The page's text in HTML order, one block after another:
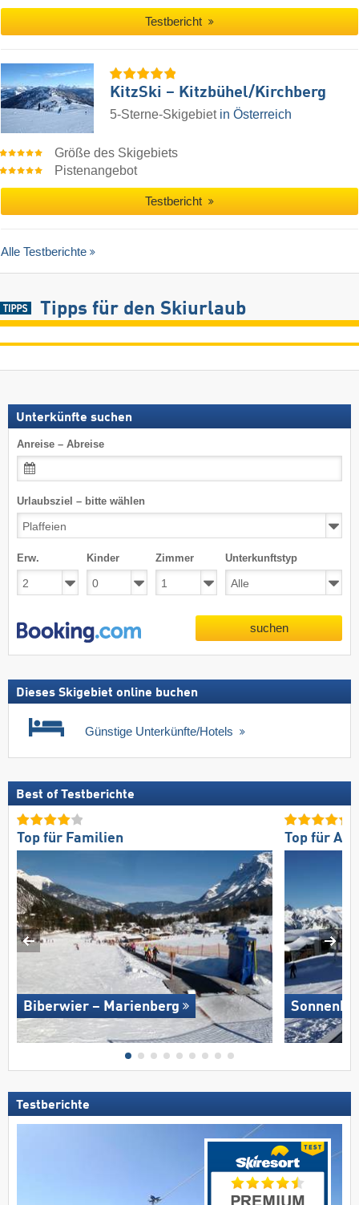
Testbericht
KitzSki – Kitzbühel/​Kirchberg
5-Sterne-Skigebiet in Österreich
Größe des Skigebiets
Pistenangebot
Testbericht
Alle Testberichte
Tipps für den Skiurlaub
Unterkünfte suchen
Anreise – Abreise
Urlaubsziel – bitte wählen
Erw. Kinder Zimmer Unterkunftstyp
suchen
Dieses Skigebiet online buchen
Günstige Unterkünfte/Hotels
Best of Testberichte
Top für Familien
Biberwier – Marienberg
Top für
Testberichte